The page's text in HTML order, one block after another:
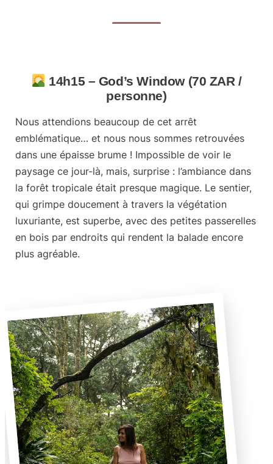
14h15 – God’s Window (70 ZAR /
personne)
Nous attendions beaucoup de cet arrêt
emblématique… et nous nous sommes retrouvées
dans une épaisse brume ! Impossible de voir le
paysage ce jour-là, mais, surprise : l’ambiance dans
la forêt tropicale était presque magique. Le sentier,
qui grimpe doucement à travers la végétation
luxuriante, est superbe, avec des petites passerelles
en bois par endroits qui rendent la balade encore
plus agréable.